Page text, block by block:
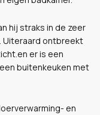
hij straks in de zeer
Uiteraard ontbreekt
er is een
buitenkeuken met
en